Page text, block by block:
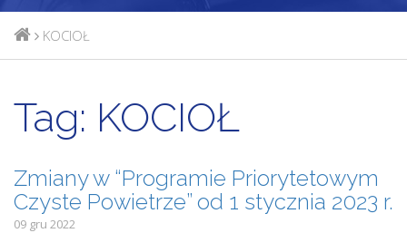
KOCIOŁ
Tag: KOCIOŁ
Zmiany w “Programie Priorytetowym
Czyste Powietrze” od 1 stycznia 2023 r.
09 gru 2022